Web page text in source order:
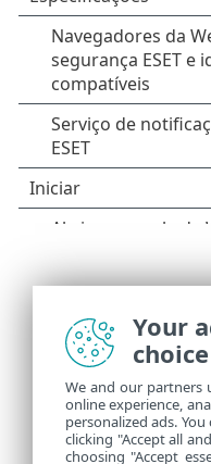
Your
choice
We and our partners
online experience,
personalized ads.
clicking "Accept all
choosing "Accept